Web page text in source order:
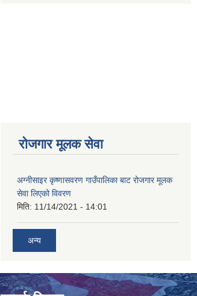
रोजगार मूलक सेवा
अग्नीसाइर कृष्णासवरण गाउँपालिका बाट रोजगार मूलक
सेवा लिएको विवरण
मिति: 11/14/2021 - 14:01
अन्य